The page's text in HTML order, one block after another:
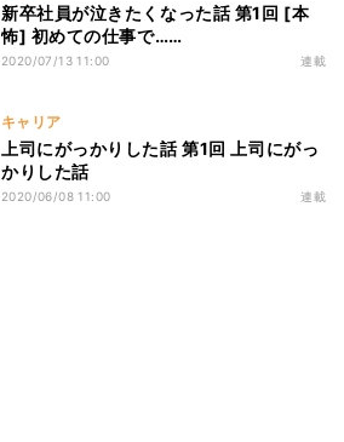
新卒社員が泣きたくなった話 第1回 [本
怖] 初めての仕事で……
2020/07/13 11:00 連載
キャリア
上司にがっかりした話 第1回 上司にがっ
かりした話
2020/06/08 11:00 連載